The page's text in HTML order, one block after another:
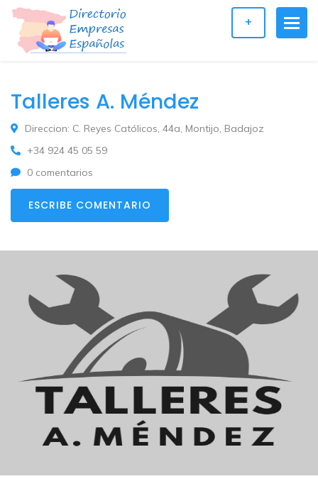
+
Talleres A. Méndez
Direccion: C. Reyes Católicos, 44a, Montijo, Badajoz
+34 924 45 05 59
0 comentarios
ESCRIBE COMENTARIO